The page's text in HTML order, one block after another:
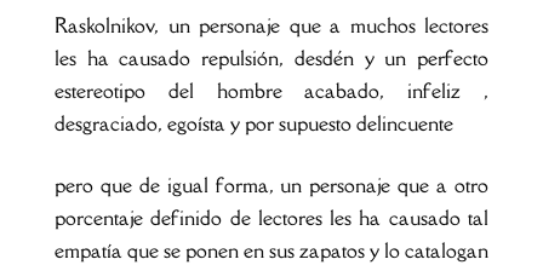
Raskolnikov, un personaje que a muchos lectores
les ha causado repulsión, desdén y un perfecto
estereotipo del hombre acabado, infeliz ,
desgraciado, egoísta y por supuesto delincuente
pero que de igual forma, un personaje que a otro
porcentaje definido de lectores les ha causado tal
empatía que se ponen en sus zapatos y lo catalogan